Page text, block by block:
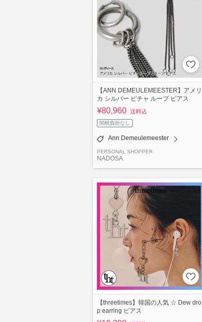
【ANN DEMEULEMEESTER】アメリ
カ シルバー ピチャ ループ ピアス
¥80,960 送料込
関税負担なし
Ann Demeulemeester
PERSONAL SHOPPER
NADOSA
【threetimes】韓国の人気 ☆ Dew dro
p earring ピアス